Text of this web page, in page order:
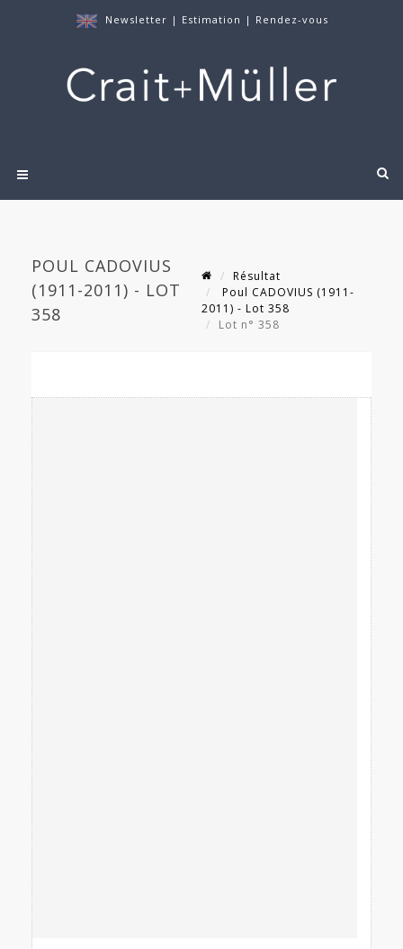
Newsletter | Estimation | Rendez-vous
POUL CADOVIUS
(1911-2011) - LOT
358
Résultat
Poul CADOVIUS (1911-
2011) - Lot 358
Lot n° 358